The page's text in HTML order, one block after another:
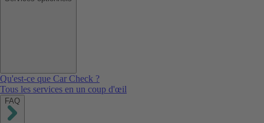
Qu'est-ce que Car Check ?
Tous les services en un coup d'œil
FAQ